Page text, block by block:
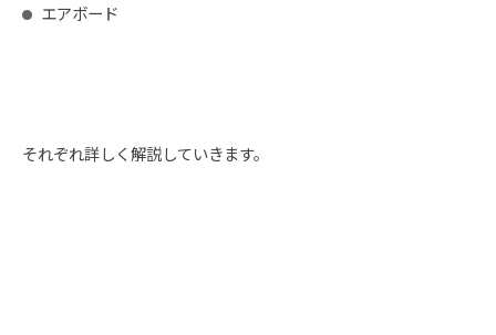
エアボード
それぞれ詳しく解説していきます。